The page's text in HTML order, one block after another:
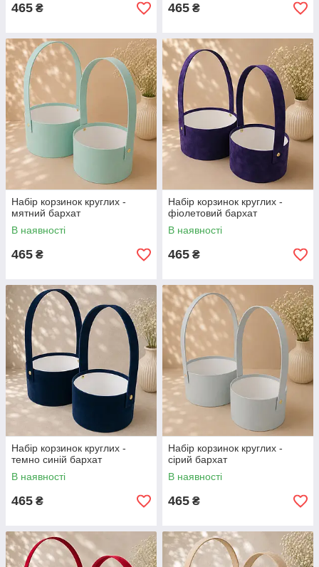
465 ₴ 465 ₴
Набір корзинок круглих -
мятний бархат
В наявності
465 ₴
Набір корзинок круглих -
фіолетовий бархат
В наявності
465 ₴
Набір корзинок круглих -
темно синій бархат
В наявності
465 ₴
Набір корзинок круглих -
сірий бархат
В наявності
465 ₴